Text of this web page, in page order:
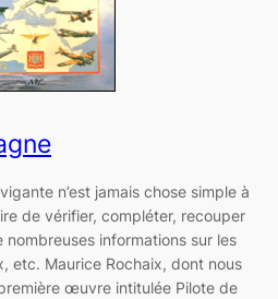
n’est jamais chose simple à
de vérifier, compléter, recouper
informations sur les
etc. Maurice Rochaix, dont nous
œuvre intitulée Pilote de